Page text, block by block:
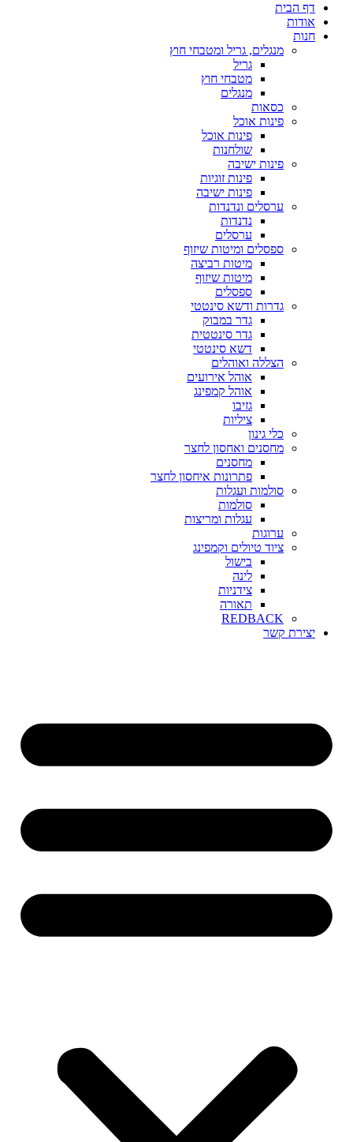
דף הבית
אודות
חנות
מנגלים, גריל ומטבחי חוץ
גריל
מטבחי חוץ
מנגלים
כסאות
פינות אוכל
פינות אוכל
שולחנות
פינות ישיבה
פינות זוגיות
פינות ישיבה
ערסלים ונדנדות
נדנדות
ערסלים
ספסלים ומיטות שיזוף
מיטות רביצה
מיטות שיזוף
ספסלים
גדרות ודשא סינטטי
גדר במבוק
גדר סינטטית
דשא סינטטי
הצללה ואוהלים
אוהל אירועים
אוהל קמפינג
גזיבו
ציליות
כלי גינון
מחסנים ואחסון לחצר
מחסנים
פתרונות איחסון לחצר
סולמות ועגלות
סולמות
עגלות ומריצות
ערוגות
ציוד טיולים וקמפינג
בישול
לינה
צידניות
תאורה
REDBACK
יצירת קשר